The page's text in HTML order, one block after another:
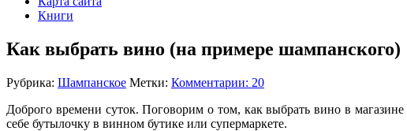
Книги
Как выбрать вино (на примере шампанского)
Рубрика: Шампанское Метки: Комментарии: 20
Доброго времени суток. Поговорим о том, как выбрать вино в
себе бутылочку в винном бутике или супермаркете.